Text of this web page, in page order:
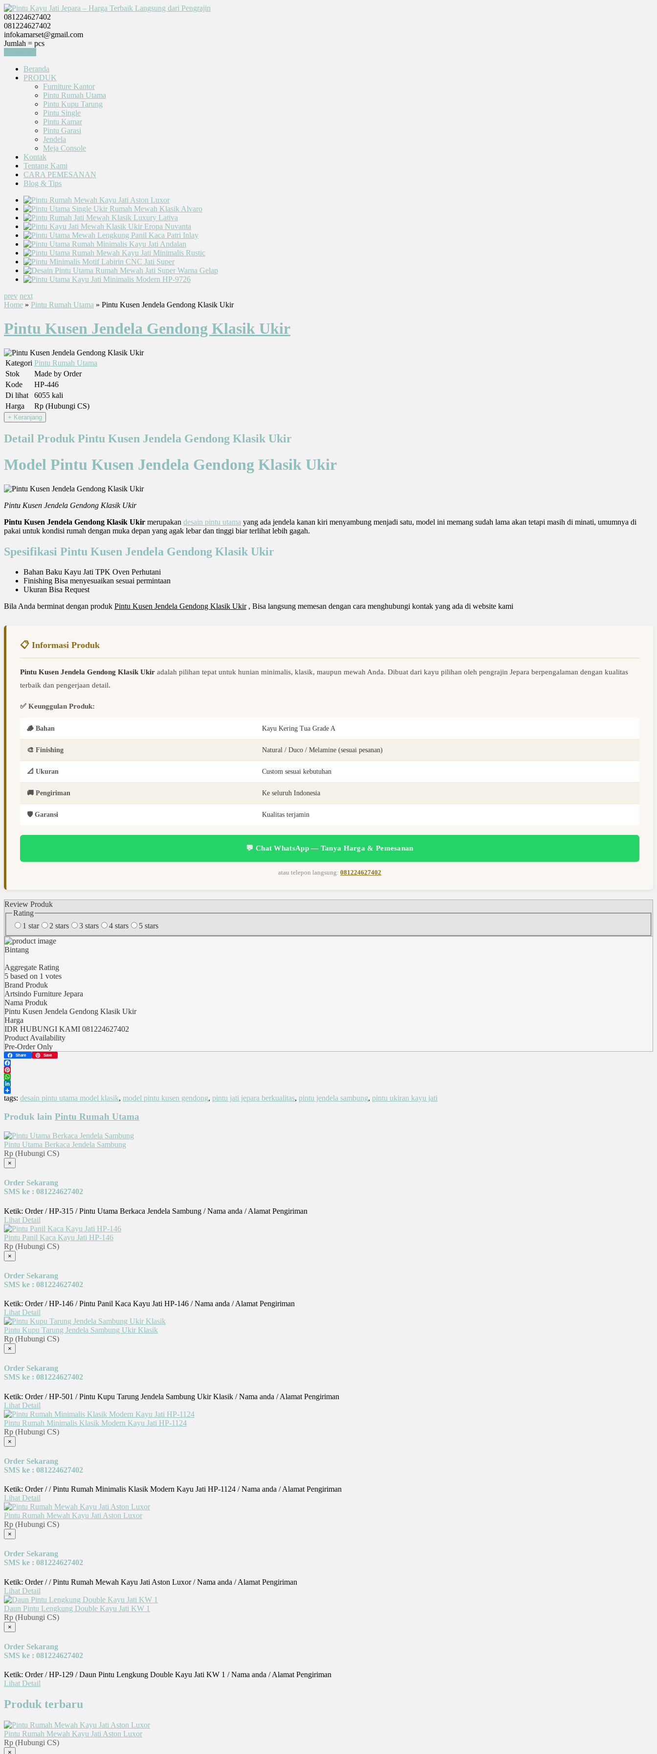
081224627402
081224627402
infokamarset@gmail.com
Jumlah = pcs
Beranda
PRODUK
Furniture Kantor
Pintu Rumah Utama
Pintu Kupu Tarung
Pintu Single
Pintu Kamar
Pintu Garasi
Jendela
Meja Console
Kontak
Tentang Kami
CARA PEMESANAN
Blog & Tips
prev next
Home » Pintu Rumah Utama » Pintu Kusen Jendela Gendong Klasik Ukir
Pintu Kusen Jendela Gendong Klasik Ukir
Kategori Pintu Rumah Utama
Stok
Made by Order
Kode
HP-446
Di lihat
6055 kali
Harga
Rp (Hubungi CS)
Detail Produk Pintu Kusen Jendela Gendong Klasik Ukir
Model Pintu Kusen Jendela Gendong Klasik Ukir
Pintu Kusen Jendela Gendong Klasik Ukir
Pintu Kusen Jendela Gendong Klasik Ukir merupakan desain pintu utama yang ada jendela kanan kiri menyambung menjadi satu, model ini memang sudah lama akan tetapi masih di minati, umumnya di
pakai untuk kondisi rumah dengan muka depan yang agak lebar dan tinggi biar terlihat lebih gagah.
Spesifikasi Pintu Kusen Jendela Gendong Klasik Ukir
Bahan Baku Kayu Jati TPK Oven Perhutani
Finishing Bisa menyesuaikan sesuai permintaan
Ukuran Bisa Request
Bila Anda berminat dengan produk Pintu Kusen Jendela Gendong Klasik Ukir, Bisa langsung memesan dengan cara menghubungi kontak yang ada di website kami
📋 Informasi Produk
Pintu Kusen Jendela Gendong Klasik Ukir adalah pilihan tepat untuk hunian minimalis, klasik, maupun mewah Anda. Dibuat dari kayu pilihan oleh pengrajin Jepara berpengalaman dengan kualitas
terbaik dan pengerjaan detail.
✅ Keunggulan Produk:
🪵 Bahan Kayu Kering Tua Grade A
🎨 Finishing Natural / Duco / Melamine (sesuai pesanan)
📐 Ukuran Custom sesuai kebutuhan
🚚 Pengiriman Ke seluruh Indonesia
🛡️ Garansi Kualitas terjamin
💬 Chat WhatsApp — Tanya Harga & Pemesanan
atau telepon langsung: 081224627402
Review Produk
Rating
1 star
2 stars 3 stars 4 stars 5 stars
Bintang
Aggregate Rating
5 based on 1 votes
Brand Produk
Artsindo Furniture Jepara
Nama Produk
Pintu Kusen Jendela Gendong Klasik Ukir
Harga
IDR HUBUNGI KAMI 081224627402
Product Availability
Pre-Order Only
Share Save
Facebook
Pinterest
WhatsApp
LinkedIn
Share
tags: desain pintu utama model klasik, model pintu kusen gendong, pintu jati jepara berkualitas, pintu jendela sambung, pintu ukiran kayu jati
Produk lain Pintu Rumah Utama
Pintu Utama Berkaca Jendela Sambung
Rp (Hubungi CS)
×
Order Sekarang
SMS ke : 081224627402
Ketik: Order / HP-315 / Pintu Utama Berkaca Jendela Sambung / Nama anda / Alamat Pengiriman
Lihat Detail
Pintu Panil Kaca Kayu Jati HP-146
Rp (Hubungi CS)
×
Order Sekarang
SMS ke : 081224627402
Ketik: Order / HP-146 / Pintu Panil Kaca Kayu Jati HP-146 / Nama anda / Alamat Pengiriman
Lihat Detail
Pintu Kupu Tarung Jendela Sambung Ukir Klasik
Rp (Hubungi CS)
×
Order Sekarang
SMS ke : 081224627402
Ketik: Order / HP-501 / Pintu Kupu Tarung Jendela Sambung Ukir Klasik / Nama anda / Alamat Pengiriman
Lihat Detail
Pintu Rumah Minimalis Klasik Modern Kayu Jati HP-1124
Rp (Hubungi CS)
×
Order Sekarang
SMS ke : 081224627402
Ketik: Order / / Pintu Rumah Minimalis Klasik Modern Kayu Jati HP-1124 / Nama anda / Alamat Pengiriman
Lihat Detail
Pintu Rumah Mewah Kayu Jati Aston Luxor
Rp (Hubungi CS)
×
Order Sekarang
SMS ke : 081224627402
Ketik: Order / / Pintu Rumah Mewah Kayu Jati Aston Luxor / Nama anda / Alamat Pengiriman
Lihat Detail
Daun Pintu Lengkung Double Kayu Jati KW 1
Rp (Hubungi CS)
×
Order Sekarang
SMS ke : 081224627402
Ketik: Order / HP-129 / Daun Pintu Lengkung Double Kayu Jati KW 1 / Nama anda / Alamat Pengiriman
Lihat Detail
Produk terbaru
Pintu Rumah Mewah Kayu Jati Aston Luxor
Rp (Hubungi CS)
×